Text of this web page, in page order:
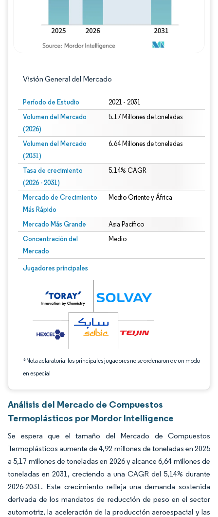
Visión General del Mercado
Período de Estudio 2021 - 2031
Volumen del Mercado
(2026)
5.17 Millones de toneladas
Volumen del Mercado
(2031)
6.64 Millones de toneladas
Tasa de crecimiento
(2026 - 2031)
5.14% CAGR
Mercado de Crecimiento
Más Rápido
Medio Oriente y África
Mercado Más Grande Asia Pacífico
Concentración del
Mercado
Medio
Jugadores principales
*Nota aclaratoria: los principales jugadores no se ordenaron de un modo
en especial
Imagen © Mordor Intelligence. El uso requiere atribución según CC BY 4.0.
Análisis del Mercado de Compuestos
Termoplásticos por Mordor Intelligence
Se espera que el tamaño del Mercado de Compuestos
Termoplásticos aumente de 4,92 millones de toneladas en 2025
a 5,17 millones de toneladas en 2026 y alcance 6,64 millones de
toneladas en 2031, creciendo a una CAGR del 5,14% durante
2026-2031. Este crecimiento refleja una demanda sostenida
derivada de los mandatos de reducción de peso en el sector
automotriz, la aceleración de la producción aeroespacial y las